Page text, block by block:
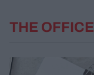
THE OFFICE